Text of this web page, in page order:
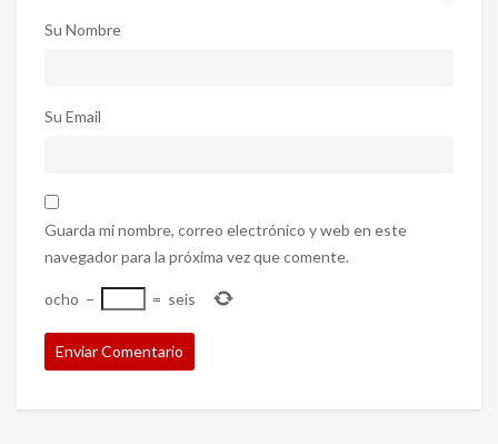
Su Nombre
Su Email
Guarda mi nombre, correo electrónico y web en este
navegador para la próxima vez que comente.
ocho − = seis